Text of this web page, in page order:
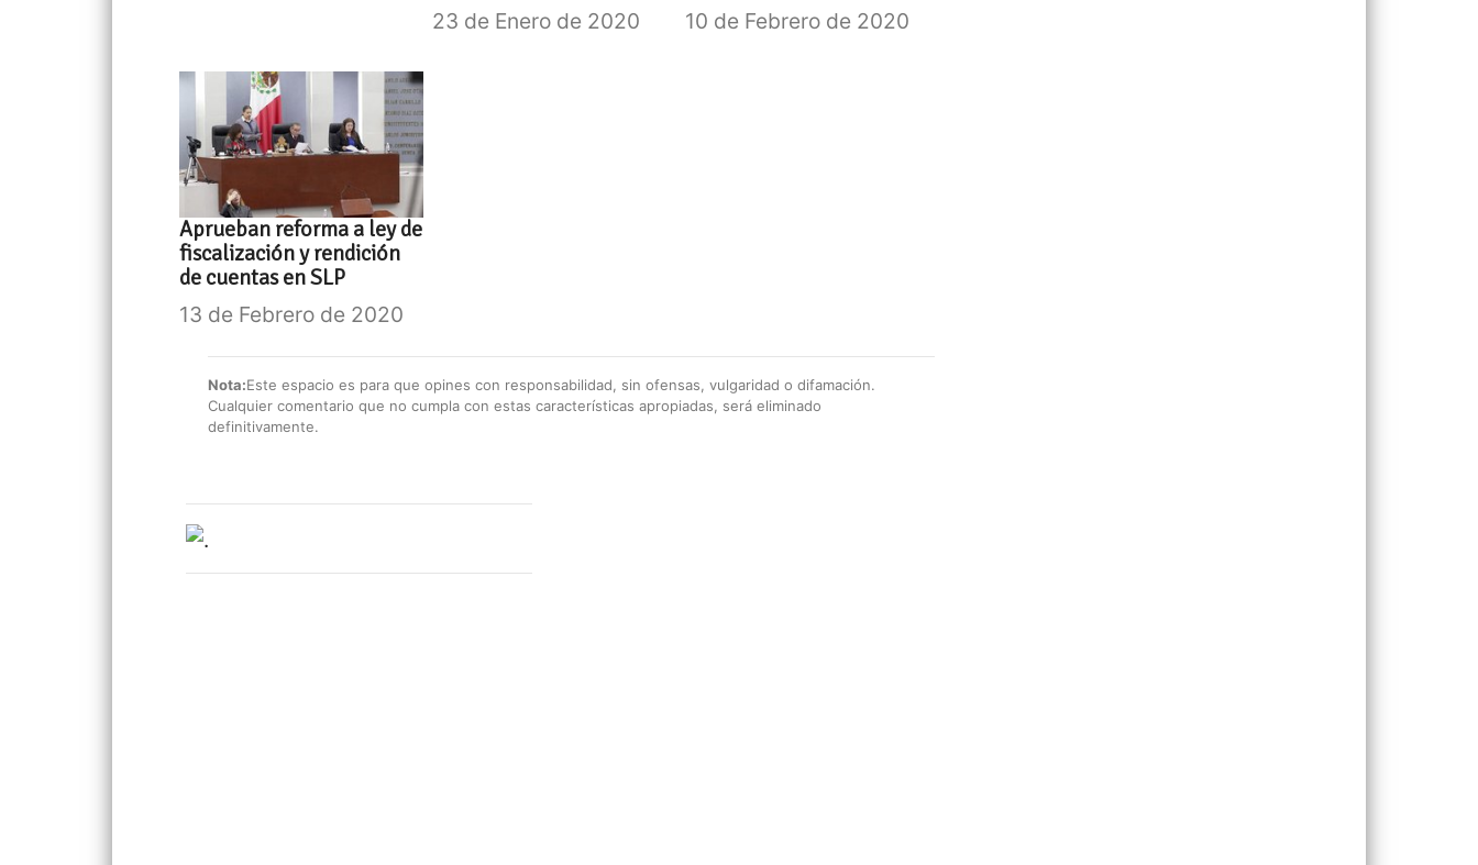
23 de Enero de 2020 10 de Febrero de 2020
Aprueban reforma a ley de
fiscalización y rendición
de cuentas en SLP
13 de Febrero de 2020
Nota:Este espacio es para que opines con responsabilidad, sin ofensas, vulgaridad o difamación.
Cualquier comentario que no cumpla con estas características apropiadas, será eliminado
definitivamente.